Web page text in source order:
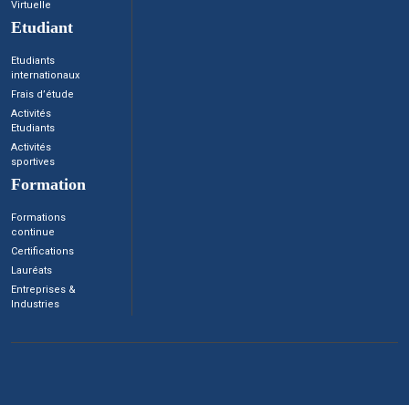
Virtuelle
Etudiant
Etudiants
internationaux
Frais d’étude
Activités
Etudiants
Activités
sportives
Formation
Formations
continue
Certifications
Lauréats
Entreprises &
Industries